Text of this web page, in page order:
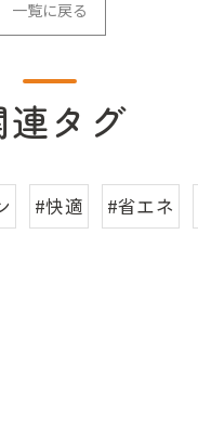
一覧に戻る
連タグ
#快適 #省エネ